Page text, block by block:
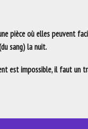
pièce où elles peuvent
sang) la nuit.
est impossible, il faut un